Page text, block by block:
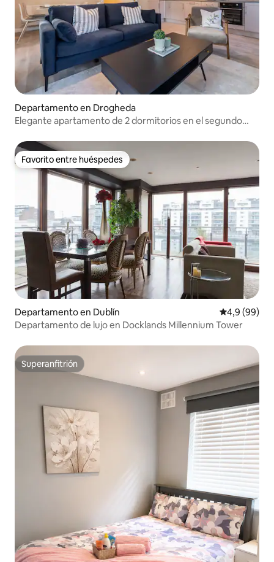
Departamento en Drogheda
Elegante apartamento de 2 dormitorios en el segundo
Favorito entre huéspedes
Favorito entre huéspedes
Departamento en Dublín Calificación
4,9 (99)
Departamento de lujo en Docklands Millennium Tower
Superanfitrión
Superanfitrión